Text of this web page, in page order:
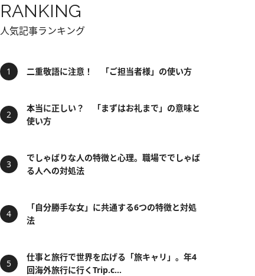
RANKING
人気記事ランキング
二重敬語に注意！ 「ご担当者様」の使い方
本当に正しい？ 「まずはお礼まで」の意味と
使い方
でしゃばりな人の特徴と心理。職場ででしゃば
る人への対処法
「自分勝手な女」に共通する6つの特徴と対処
法
仕事と旅行で世界を広げる「旅キャリ」。年4
回海外旅行に行くTrip.c...